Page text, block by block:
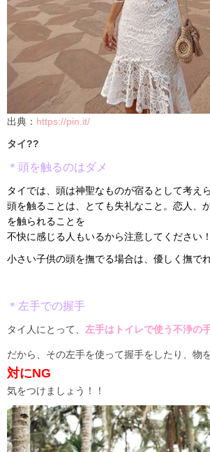
出典： https://pin.it/
タイ??
＊頭を触るのはダメ
タイでは、頭は神聖なものが宿るとして考え
頭を触ることは、とても失礼なこと。恋人、
を触られることを
不快に感じる人もいるから注意してください！
小さい子供の頭を撫でる場合は、優しく撫で
＊左手での握手
タイ人にとって、 左手はトイレで使う不浄の
だから、その左手を使って握手をしたり、物
対にNG
気をつけましょう！！